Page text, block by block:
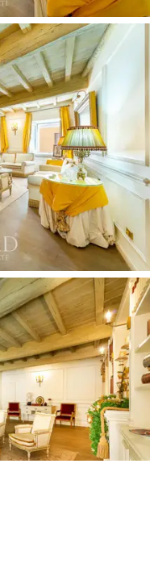
extra, também
em madeira
na zona de
à vendaé a
luxo e conforto no